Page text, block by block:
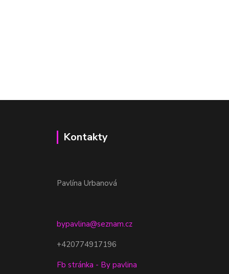
Kontakty
Pavlína Urbanová
bypavlina@seznam.cz
+420774917196
Fb stránka - By pavlina